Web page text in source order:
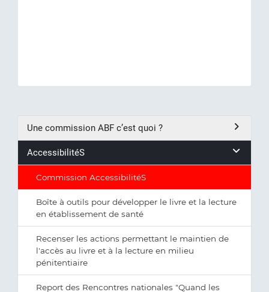
Une commission ABF c’est quoi ?
AccessibilitéS
Commission AccessibilitéS
Boîte à outils pour développer le livre et la lecture
en établissement de santé
Recenser les actions permettant le maintien de
l'accès au livre et à la lecture en milieu
pénitentiaire
Report des Rencontres nationales "Quand les